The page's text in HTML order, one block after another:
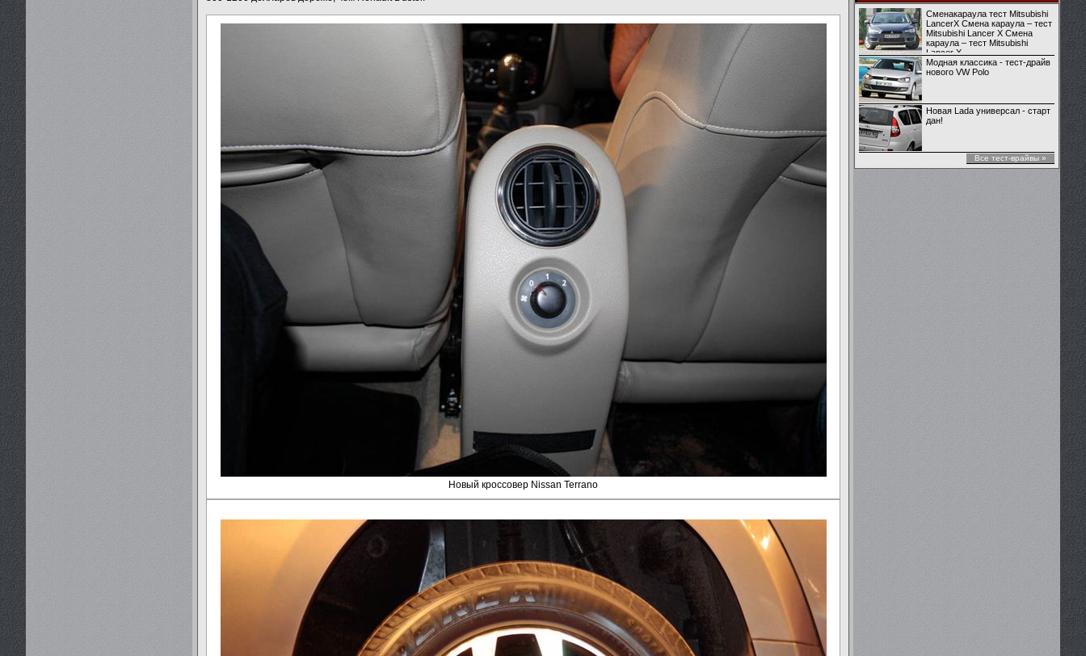
Новый кроссовер Nissan Terrano
Сменакараула тест Mitsubishi
LancerX Смена караула – тест
Mitsubishi Lancer X Смена
караула – тест Mitsubishi
Lancer X
Модная классика - тест-драйв
нового VW Polo
Новая Lada универсал - старт
дан!
Все тест-врайвы »